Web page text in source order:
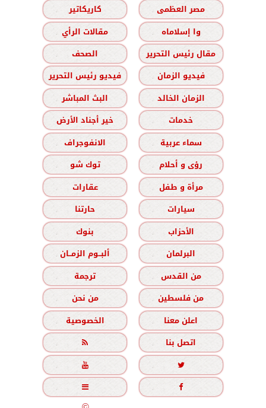
مصر العظمى
كاريكاتير
وا إسلاماه
مقالات الرأي
مقال رئيس التحرير
الصحف
فيديو الزمان
فيديو رئيس التحرير
الزمان الخالد
البث المباشر
خدمات
خير أجناد الأرض
سماء عربية
الانفوجراف
رؤى و أحلام
توك شو
مرأة و طفل
عقارات
سيارات
حارتنا
الأحزاب
بنوك
البرلمان
ألبــوم الزمــان
من القدس
ترجمة
من فلسطين
من نحن
اعلن معنا
الخصوصية
اتصل بنا




